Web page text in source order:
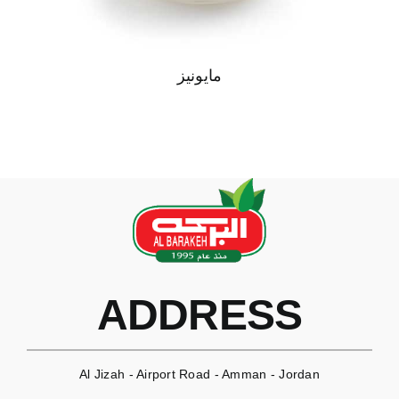
مايونيز
ADDRESS
Al Jizah - Airport Road - Amman - Jordan